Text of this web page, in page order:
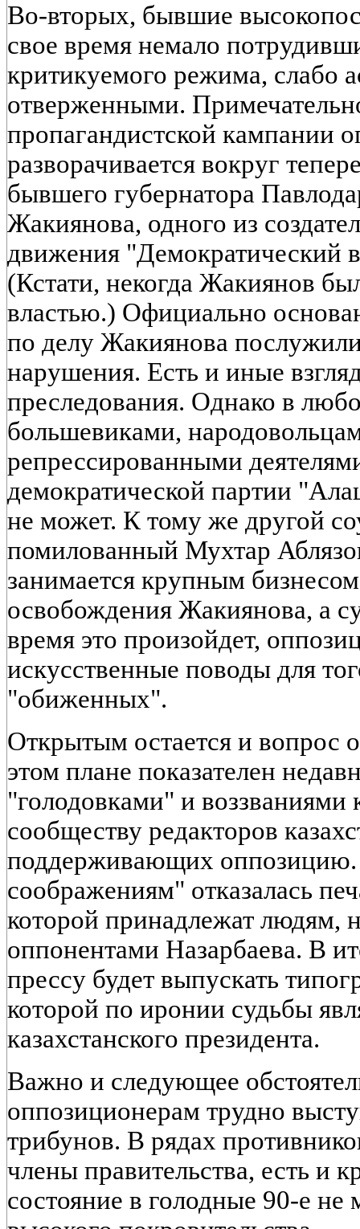
Во-вторых, бывшие
свое время немало
критикуемого режима, слабо
отверженными.
пропагандистской кампании
разворачивается вокруг
бывшего губернатора
Жакиянова, одного из
движения "Демократический
(Кстати, некогда Жакиянов
властью.) Официально
по делу Жакиянова
нарушения. Есть и иные
преследования. Однако в
большевиками,
репрессированными
демократической партии
не может. К тому же другой
помилованный Мухтар
занимается крупным
освобождения Жакиянова, а
время это произойдет,
искусственные поводы для
"обиженных".
Открытым остается и вопрос
этом плане показателен
"голодовками" и
сообществу редакторов
поддерживающих
соображениям" отказалась
которой принадлежат людям,
оппонентами Назарбаева. В
прессу будет выпускать
которой по иронии судьбы
казахстанского президента.
Важно и следующее
оппозиционерам трудно
трибунов. В рядах
члены правительства, есть и
состояние в голодные 90-е не